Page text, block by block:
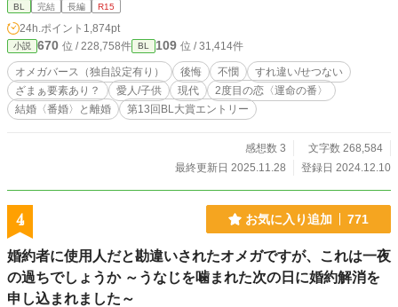
BL 完結 長編 R15
24h.ポイント 1,874pt
小説 670 位 / 228,758件 BL 109 位 / 31,414件
オメガバース（独自設定有り） 後悔 不憫
すれ違い/せつない
ざまぁ要素あり？
愛人/子供 現代
2度目の恋〈運命の番〉
結婚〈番婚〉と離婚
第13回BL大賞エントリー
感想数 3
文字数 268,584
最終更新日 2025.11.28
登録日 2024.12.10
4 お気に入り追加 771
婚約者に使用人だと勘違いされたオメガですが、これは一夜
の過ちでしょうか ～うなじを噛まれた次の日に婚約解消を
申し込まれました～